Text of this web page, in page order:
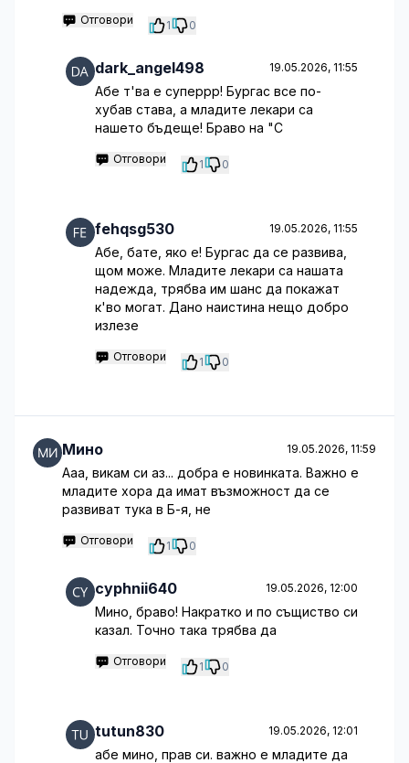
Отговори 1 0
dark_angel498 19.05.2026, 11:55
Абе т'ва е суперрр! Бургас все по-
хубав става, а младите лекари са
нашето бъдеще! Браво на "С
Отговори 1 0
fehqsg530 19.05.2026, 11:55
Абе, бате, яко е! Бургас да се развива,
щом може. Младите лекари са нашата
надежда, трябва им шанс да покажат
к'во могат. Дано наистина нещо добро
излезе
Отговори 1 0
Мино 19.05.2026, 11:59
Ааа, викам си аз... добра е новинката. Важно е
младите хора да имат възможност да се
развиват тука в Б-я, не
Отговори 1 0
cyphnii640 19.05.2026, 12:00
Мино, браво! Накратко и по същиство си
казал. Точно така трябва да
Отговори 1 0
tutun830 19.05.2026, 12:01
абе мино, прав си. важно е младите да